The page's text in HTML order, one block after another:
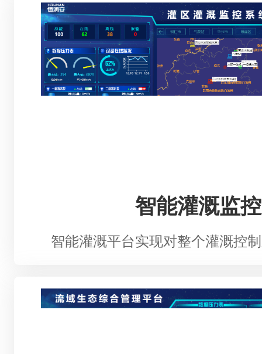
智能灌溉监
智能灌溉平台实现对整个灌溉控